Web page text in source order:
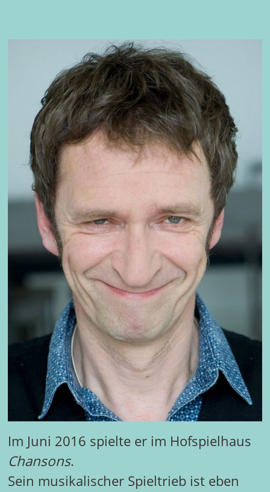
Im Juni 2016 spielte er im Hofspielhaus
Chansons.
Sein musikalischer Spieltrieb ist eben